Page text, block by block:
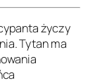
życzy
Tytan ma